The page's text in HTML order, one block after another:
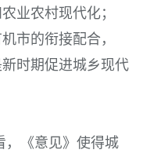
业农村现代化；
市的衔接配合，
时期促进城乡现代
，《意见》使得城